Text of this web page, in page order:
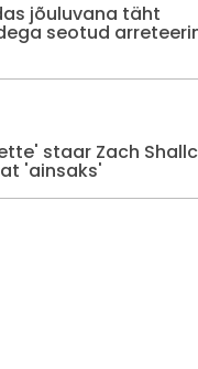
jõuluvana täht
seotud
staar Zach
'ainsaks'